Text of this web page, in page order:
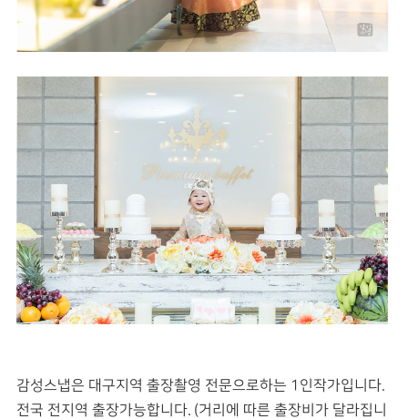
감성스냅은 대구지역 출장촬영 전문으로하는 1인작가입니다.
전국 전지역 출장가능합니다. (거리에 따른 출장비가 달라집니